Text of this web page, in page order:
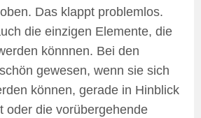
Das klappt problemlos.
die einzigen Elemente, die
könnnen. Bei den
gewesen, wenn sie sich
können, gerade in Hinblick
oder die vorübergehende